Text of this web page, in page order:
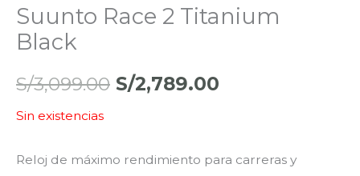
Suunto Race 2 Titanium
Black
S/3,099.00 S/2,789.00
Sin existencias
Reloj de máximo rendimiento para carreras y